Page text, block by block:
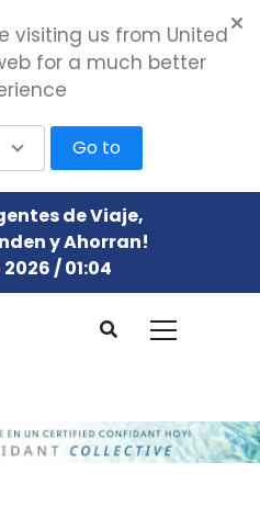
de Viaje,
y Ahorran!
/ 01:04
visiting us from United
for a much better
Go to